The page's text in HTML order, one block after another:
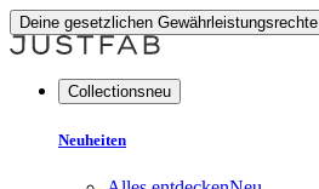
Deine gesetzlichen Gewährleistungsrechte
Collectionsneu
Neuheiten